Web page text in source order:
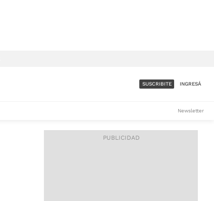
ACCESO FULL - $1.800/MES
SUSCRIBITE INGRESÁ
Newsletter